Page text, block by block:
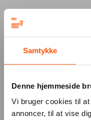
Samtykke
Denne hjemmeside
Vi bruger cookies til
annoncer, til at vise
Your
again in a few
to use ad-